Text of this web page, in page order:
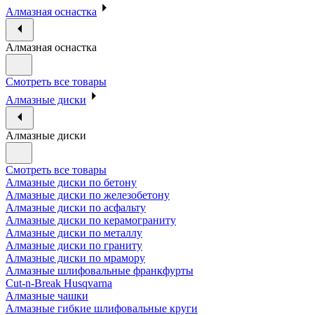
Алмазная оснастка
Алмазная оснастка
Смотреть все товары
Алмазные диски
Алмазные диски
Смотреть все товары
Алмазные диски по бетону
Алмазные диски по железобетону
Алмазные диски по асфальту
Алмазные диски по керамограниту
Алмазные диски по металлу
Алмазные диски по граниту
Алмазные диски по мрамору
Алмазные шлифовальные франкфурты
Cut-n-Break Husqvarna
Алмазные чашки
Алмазные гибкие шлифовальные круги